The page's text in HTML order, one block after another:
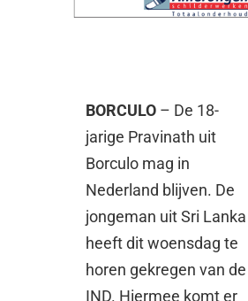
BORCULO – De 18-
jarige Pravinath uit
Borculo mag in
Nederland blijven. De
jongeman uit Sri Lanka
heeft dit woensdag te
horen gekregen van de
IND. Hiermee komt er